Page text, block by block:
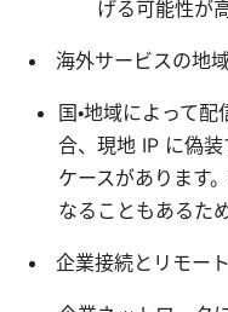
げる可能性が
海外サービスの地
国・地域によって
合、現地 IP に偽
ケースがあります
なることもあるた
企業接続とリモー